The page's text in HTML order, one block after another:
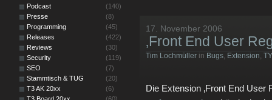
17. November 2006
‚Front End User
Tim Lochmüller in Bugs, Extension,
Die Extension ‚Front End User
Podcast
(140)
Presse
(8)
Programming
(45)
Releases
(422)
Reviews
(30)
Security
(119)
SEO
(7)
Stammtisch & TUG
(20)
T3 AK 20xx
(6)